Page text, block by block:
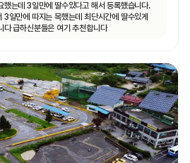
했는데 3일만에 딸수있다고 해서 등록했습니다.
일만에 따지는 목했는데 최단시간에 딸수있게
다 급하신분들은 여기 추천합니다